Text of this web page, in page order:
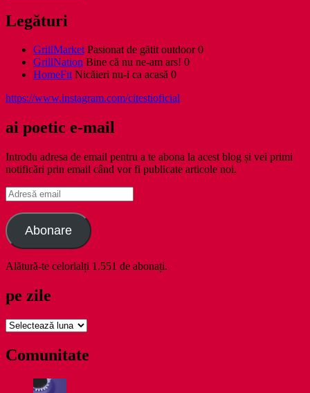
Legături
GrillMarketPasionat de gătit outdoor 0
GrillNation Bine că nu ne-am ars! 0
HomeFitNicăieri nu-i ca acasă 0
https://www.instagram.com/citestioficial
ai poetic e-mail
Introdu adresa de email pentru a te abona la acest blog și vei primi
notificări prin email când vor fi publicate articole noi.
Adresă
email
Abonare
Alătură-te celorlalți 1.551 de abonați.
pe zile
pe
Comunitate